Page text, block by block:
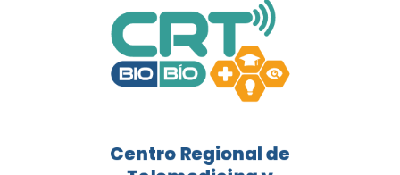
LOGROS
DE CRT
BIOBÍO
Centro Regional de